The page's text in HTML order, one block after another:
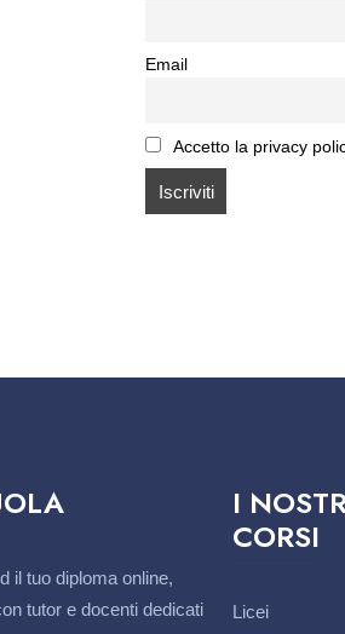
Email
Accetto la privacy
il tuo diploma online,
tutor e docenti dedicati
I
CORSI
Licei